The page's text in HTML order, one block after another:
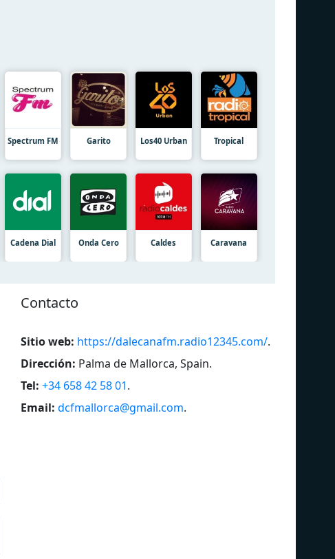
Spectrum FM Garito Los40 Urban Tropical
Cadena Dial Onda Cero Caldes Caravana
Contacto
Sitio web: https://dalecanafm.radio12345.com/.
Dirección: Palma de Mallorca, Spain.
Tel: +34 658 42 58 01.
Email: dcfmallorca@gmail.com.